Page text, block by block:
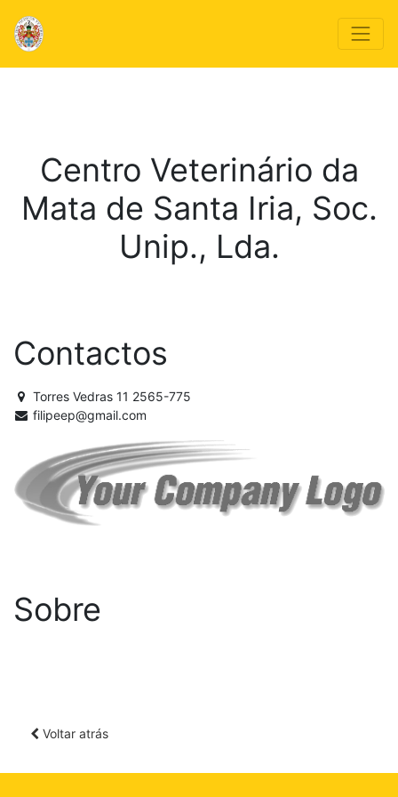
Centro Veterinário da
Mata de Santa Iria, Soc.
Unip., Lda.
Contactos
Torres Vedras 11 2565-775
filipeep@gmail.com
Sobre
Voltar atrás